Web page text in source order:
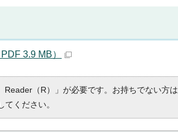
3.9 MB）
（R）」が必要です。お持ちでない方は
ください。